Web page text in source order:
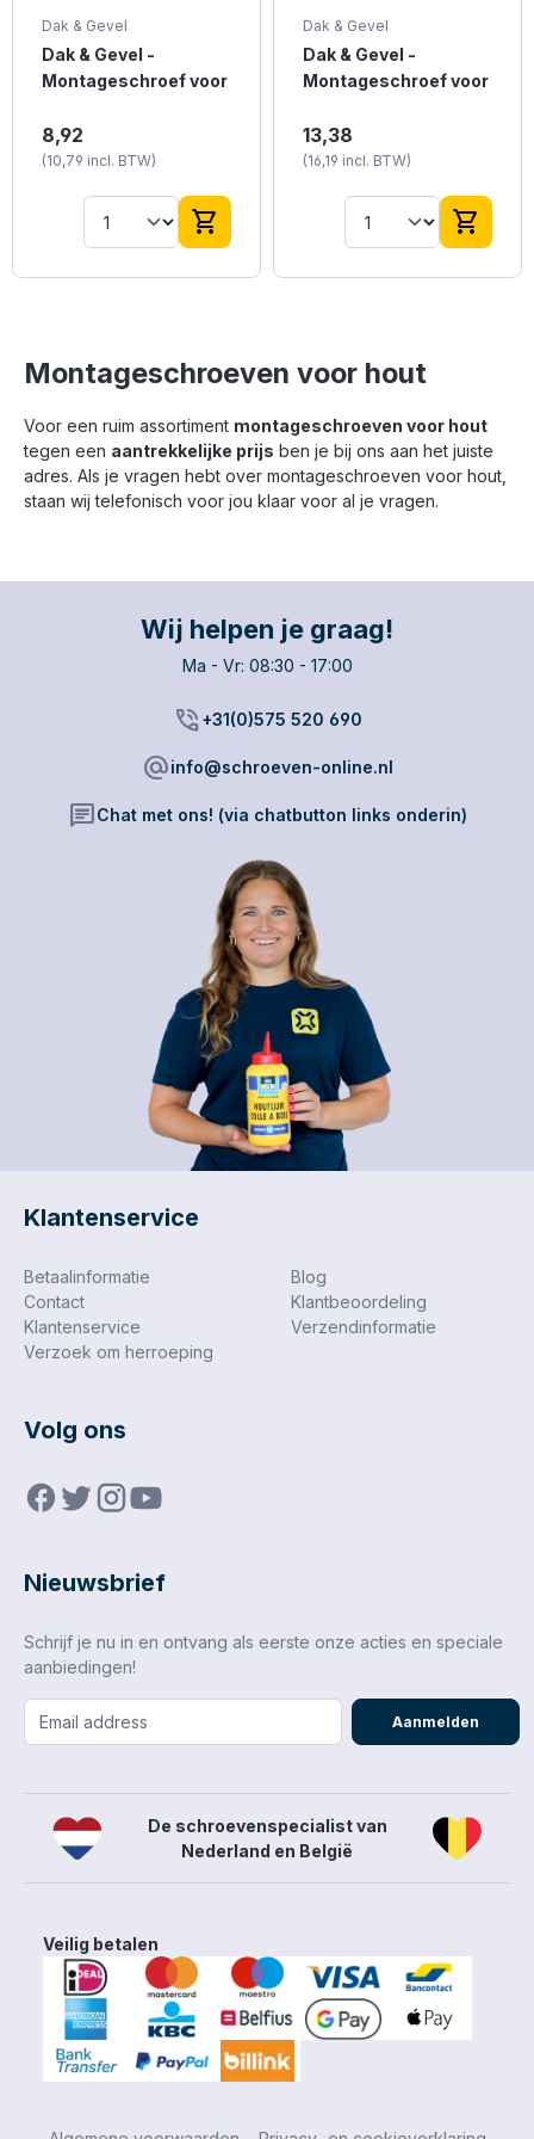
Dak & Gevel
Dak & Gevel -
Montageschroef voor
Verzinkt - Voldraad
(100 stuks)
Deze verzinkte
montageschroef met
daaraan een geperste
EPDM ring zorgt voor
een waterdichte
afdichting van
van golfplaten. Deze
een Zeskant
schroefkop. Deze
stuks.
8,92
(10,79 incl. BTW)
shopping_cart
Dak & Gevel
Dak & Gevel -
Montageschroef voor
Verzinkt - Voldraad
(100 stuks)
Deze verzinkte
montageschroef met
daaraan een geperste
EPDM ring zorgt voor
een waterdichte
afdichting van
van golfplaten. Deze
verpakking bevat 100
stuks.
13,38
(16,19 incl. BTW)
shopping_cart
Montageschroeven voor hout
Voor een ruim assortiment montageschroeven voor hout
tegen een aantrekkelijke prijs ben je bij ons aan het juiste
adres. Als je vragen hebt over montageschroeven voor hout,
staan wij telefonisch voor jou klaar voor al je vragen.
Wij helpen je graag!
Ma - Vr: 08:30 - 17:00
phone_in_talk+31(0)575 520 690
alternate_emailinfo@schroeven-online.nl
chatChat met ons! (via chatbutton links onderin)
Klantenservice
Betaalinformatie
Blog
Contact
Klantbeoordeling
Klantenservice
Verzendinformatie
Verzoek om herroeping
Volg ons
Nieuwsbrief
Schrijf je nu in en ontvang als eerste onze acties en speciale
aanbiedingen!
Aanmelden
De schroevenspecialist van
Nederland en België
Veilig betalen